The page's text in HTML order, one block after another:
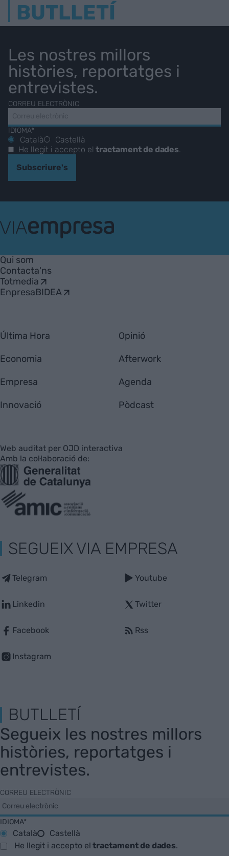
BUTLLETÍ
Les nostres millors
històries, reportatges i
entrevistes.
CORREU ELECTRÒNIC
IDIOMA*
Català
Castellà
He llegit i accepto eltractament de dades.
Subscriure's
Empresa
Qui som
Contacta'ns
Totmedia
EnpresaBIDEA
Última Hora
Economia
Empresa
Innovació
Opinió
Afterwork
Agenda
Pòdcast
Web auditat per OJD interactiva
Amb la col·laboració de:
SEGUEIX VIA EMPRESA
Telegram
Linkedin
Facebook
Instagram
Youtube
Twitter
Rss
BUTLLETÍ
Segueix les nostres millors
històries, reportatges i
entrevistes.
CORREU ELECTRÒNIC
IDIOMA*
Català
Castellà
He llegit i accepto eltractament de dades.